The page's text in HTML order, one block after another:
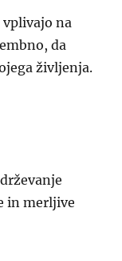
na
da
življenja.
in merljive